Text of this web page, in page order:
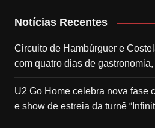
Notícias Recentes
Circuito de Hambúrguer e
com quatro dias de
U2 Go Home celebra nova fase
e show de estreia da turnê